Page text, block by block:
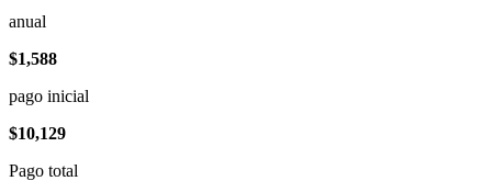
anual
$1,588
pago inicial
$10,129
Pago total